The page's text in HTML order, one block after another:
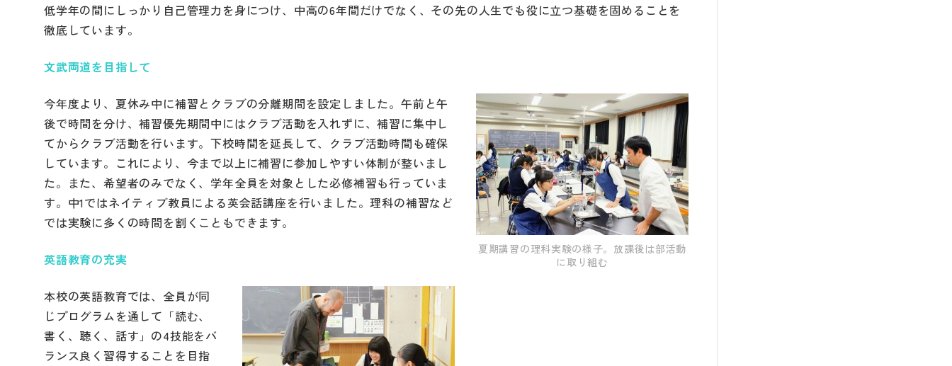
低学年の間にしっかり自己管理力を身につけ、中高の6年間だけでなく、その先の人生でも役に立つ基礎を固めることを
徹底しています。
文武両道を目指して
夏期講習の理科実験の様子。放課後は部活動
に取り組む
今年度より、夏休み中に補習とクラブの分離期間を設定しました。午前と午
後で時間を分け、補習優先期間中にはクラブ活動を入れずに、補習に集中し
てからクラブ活動を行います。下校時間を延長して、クラブ活動時間も確保
しています。これにより、今まで以上に補習に参加しやすい体制が整いまし
た。また、希望者のみでなく、学年全員を対象とした必修補習も行っていま
す。中1ではネイティブ教員による英会話講座を行いました。理科の補習など
では実験に多くの時間を割くこともできます。
英語教育の充実
本校の英語教育では、全員が同
じプログラムを通して「読む、
書く、聴く、話す」の4技能をバ
ランス良く習得することを目指